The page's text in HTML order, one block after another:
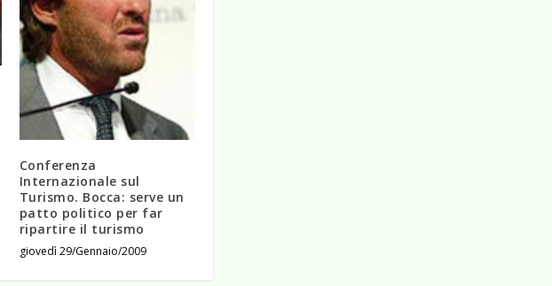
Conferenza
Internazionale sul
Turismo. Bocca: serve un
patto politico per far
ripartire il turismo
giovedì 29/Gennaio/2009